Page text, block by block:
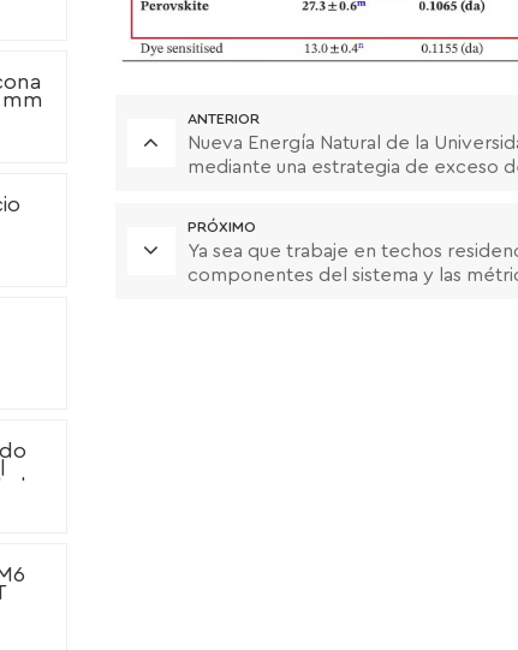
mm
P
la
de
ANTERIOR
Nueva Energía Natural de la
mediante una estrategia de exceso
PRÓXIMO
Ya sea que trabaje en techos
componentes del sistema y las